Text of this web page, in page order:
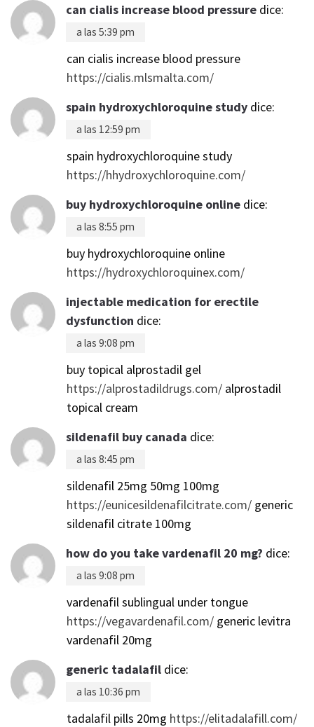
can cialis increase blood pressure dice:
a las 5:39 pm
can cialis increase blood pressure
https://cialis.mlsmalta.com/
spain hydroxychloroquine study dice:
a las 12:59 pm
spain hydroxychloroquine study
https://hhydroxychloroquine.com/
buy hydroxychloroquine online dice:
a las 8:55 pm
buy hydroxychloroquine online
https://hydroxychloroquinex.com/
injectable medication for erectile
dysfunction dice:
a las 9:08 pm
buy topical alprostadil gel
https://alprostadildrugs.com/ alprostadil
topical cream
sildenafil buy canada dice:
a las 8:45 pm
sildenafil 25mg 50mg 100mg
https://eunicesildenafilcitrate.com/ generic
sildenafil citrate 100mg
how do you take vardenafil 20 mg? dice:
a las 9:08 pm
vardenafil sublingual under tongue
https://vegavardenafil.com/ generic levitra
vardenafil 20mg
generic tadalafil dice:
a las 10:36 pm
tadalafil pills 20mg https://elitadalafill.com/